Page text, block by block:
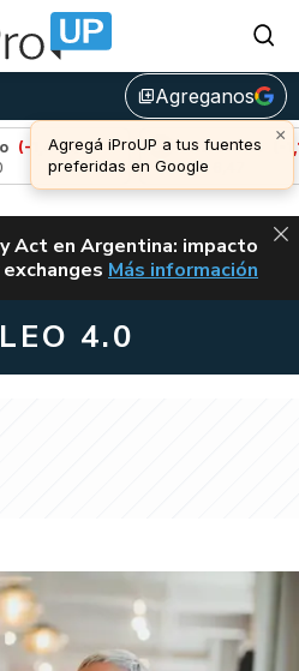
library_addAgreganos
×
Agregá iProUP a tus fuentes
preferidas en Google
Avalanche (-1,11%)
u$s 6,47
ALERTA
Act en Argentina: impacto
CLARITY ACT EN
Más información
4.0